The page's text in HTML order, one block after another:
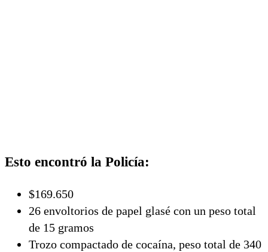
Esto encontró la Policía:
$169.650
26 envoltorios de papel glasé con un peso total
de 15 gramos
Trozo compactado de cocaína, peso total de 340